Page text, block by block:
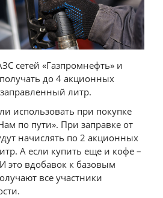
сетей «Газпромнефть» и
до 4 акционных
литр.
использовать при покупке
по пути». При заправке от
начислять по 2 акционных
А если купить еще и кофе –
это вдобавок к базовым
все участники